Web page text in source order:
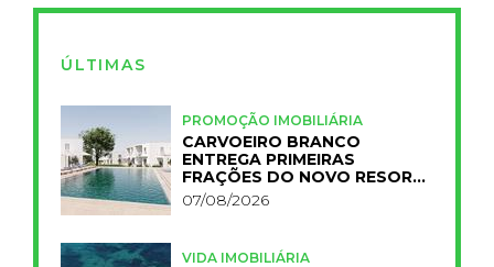
ÚLTIMAS
PROMOÇÃO IMOBILIÁRIA
CARVOEIRO BRANCO
ENTREGA PRIMEIRAS
FRAÇÕES DO NOVO RESORT
PRIMELIFE
07/08/2026
VIDA IMOBILIÁRIA